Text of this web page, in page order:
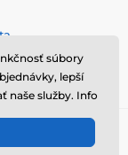
súbory
lepší
naše služby. Info